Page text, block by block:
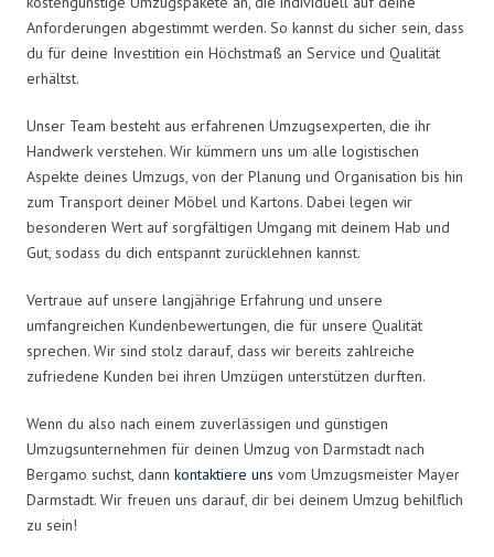
Anforderungen abgestimmt werden. So kannst du sicher sein, dass
du für deine Investition ein Höchstmaß an Service und Qualität
erhältst.
Unser Team besteht aus erfahrenen Umzugsexperten, die ihr
Handwerk verstehen. Wir kümmern uns um alle logistischen
Aspekte deines Umzugs, von der Planung und Organisation bis hin
zum Transport deiner Möbel und Kartons. Dabei legen wir
besonderen Wert auf sorgfältigen Umgang mit deinem Hab und
Gut, sodass du dich entspannt zurücklehnen kannst.
Vertraue auf unsere langjährige Erfahrung und unsere
umfangreichen Kundenbewertungen, die für unsere Qualität
sprechen. Wir sind stolz darauf, dass wir bereits zahlreiche
zufriedene Kunden bei ihren Umzügen unterstützen durften.
Wenn du also nach einem zuverlässigen und günstigen
Umzugsunternehmen für deinen Umzug von Darmstadt nach
Bergamo suchst, dann kontaktiere uns vom Umzugsmeister Mayer
Darmstadt. Wir freuen uns darauf, dir bei deinem Umzug behilflich
zu sein!